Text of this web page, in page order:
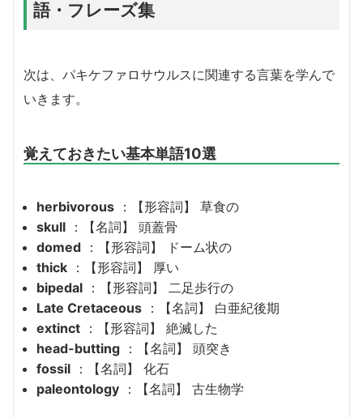
語・フレーズ集
次は、パキケファロサウルスに関連する言葉を学んで
いきます。
覚えておきたい基本単語10選
herbivorous ：【形容詞】 草食の
skull ：【名詞】 頭蓋骨
domed ：【形容詞】 ドーム状の
thick ：【形容詞】 厚い
bipedal ：【形容詞】 二足歩行の
Late Cretaceous ：【名詞】 白亜紀後期
extinct ：【形容詞】 絶滅した
head-butting ：【名詞】 頭突き
fossil ：【名詞】 化石
paleontology ：【名詞】 古生物学